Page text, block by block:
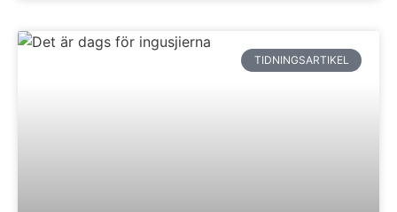
TIDNINGSARTIKEL